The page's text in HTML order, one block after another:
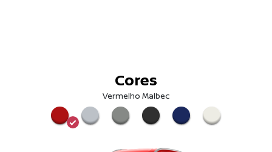
Cores
Vermelho Malbec